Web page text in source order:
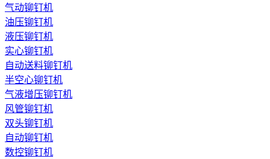
气动铆钉机
油压铆钉机
液压铆钉机
实心铆钉机
自动送料铆钉机
半空心铆钉机
气液增压铆钉机
风管铆钉机
双头铆钉机
自动铆钉机
数控铆钉机